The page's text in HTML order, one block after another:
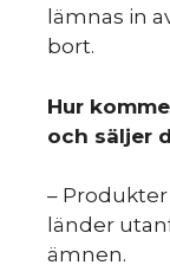
lämnas in
bort.
Hur
och säljer
–
länder
ämnen.